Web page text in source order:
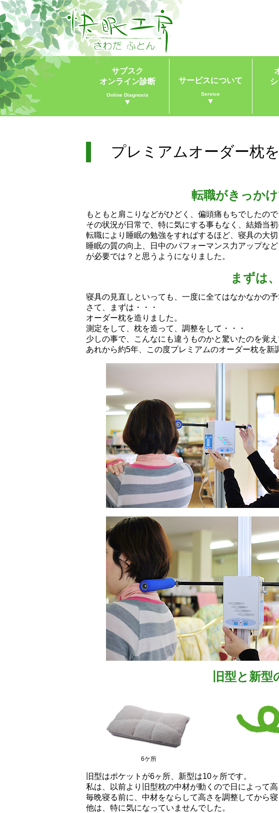
サブスク
オンライン診断
Online Diagnosis
▼
サービスについて
Service
▼
プレミアムオーダー枕
転職がきっか
もともと肩こりなどがひどく、偏頭痛もちでしたの
その状況が日常で、特に気にする事もなく、結婚当
転職により睡眠の勉強をすればするほど、寝具の大切
睡眠の質の向上、日中のパフォーマンス力アップな
が必要では？と思うようになりました。
まずは
寝具の見直しといっても、一度に全てはなかなかの予
さて、まずは・・・
オーダー枕を造りました。
測定をして、枕を造って、調整をして・・・
少しの事で、こんなにも違うものかと驚いたのを覚え
あれから約5年、この度プレミアムのオーダー枕を新
旧型と新型
6ケ所
旧型はポケットが6ヶ所、新型は10ヶ所です。
私は、以前より旧型枕の中材が動くので日によって
毎晩寝る前に、中材をならして高さを調整してから寝
他は、特に気になっていませんでした。